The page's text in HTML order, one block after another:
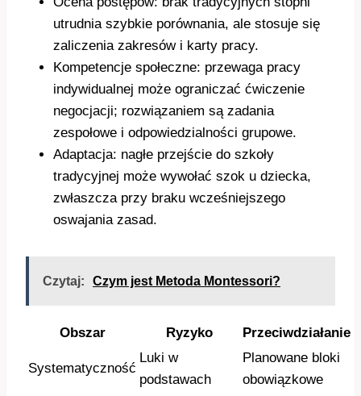
utrudnia szybkie porównania, ale stosuje się
zaliczenia zakresów i karty pracy.
Kompetencje społeczne: przewaga pracy
indywidualnej może ograniczać ćwiczenie
negocjacji; rozwiązaniem są zadania
zespołowe i odpowiedzialności grupowe.
Adaptacja: nagłe przejście do szkoły
tradycyjnej może wywołać szok u dziecka,
zwłaszcza przy braku wcześniejszego
oswajania zasad.
Czytaj: Czym jest Metoda Montessori?
Obszar Ryzyko Przeciwdziałanie
Systematyczność
Luki w
podstawach
Planowane bloki
obowiązkowe